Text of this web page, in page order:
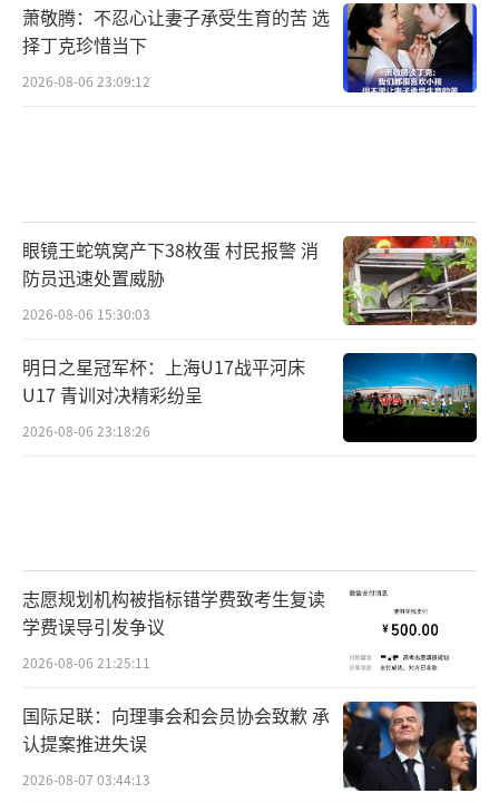
萧敬腾：不忍心让妻子承受生育的苦 选
择丁克珍惜当下
2026-08-06 23:09:12
眼镜王蛇筑窝产下38枚蛋 村民报警 消
防员迅速处置威胁
2026-08-06 15:30:03
明日之星冠军杯：上海U17战平河床
U17 青训对决精彩纷呈
2026-08-06 23:18:26
志愿规划机构被指标错学费致考生复读
学费误导引发争议
2026-08-06 21:25:11
国际足联：向理事会和会员协会致歉 承
认提案推进失误
2026-08-07 03:44:13